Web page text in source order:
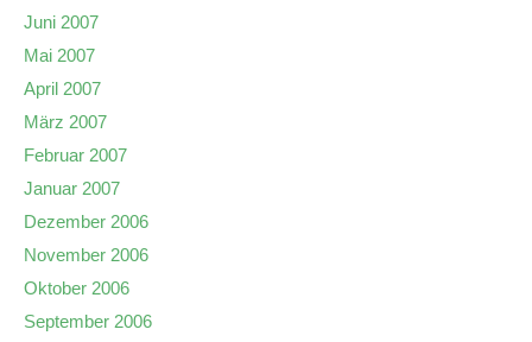
Juni 2007
Mai 2007
April 2007
März 2007
Februar 2007
Januar 2007
Dezember 2006
November 2006
Oktober 2006
September 2006